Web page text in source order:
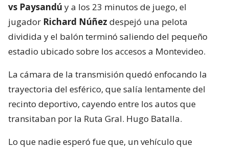
vs Paysandú y a los 23 minutos de juego, el
jugador Richard Núñez despejó una pelota
dividida y el balón terminó saliendo del pequeño
estadio ubicado sobre los accesos a Montevideo.
La cámara de la transmisión quedó enfocando la
trayectoria del esférico, que salía lentamente del
recinto deportivo, cayendo entre los autos que
transitaban por la Ruta Gral. Hugo Batalla.
Lo que nadie esperó fue que, un vehículo que